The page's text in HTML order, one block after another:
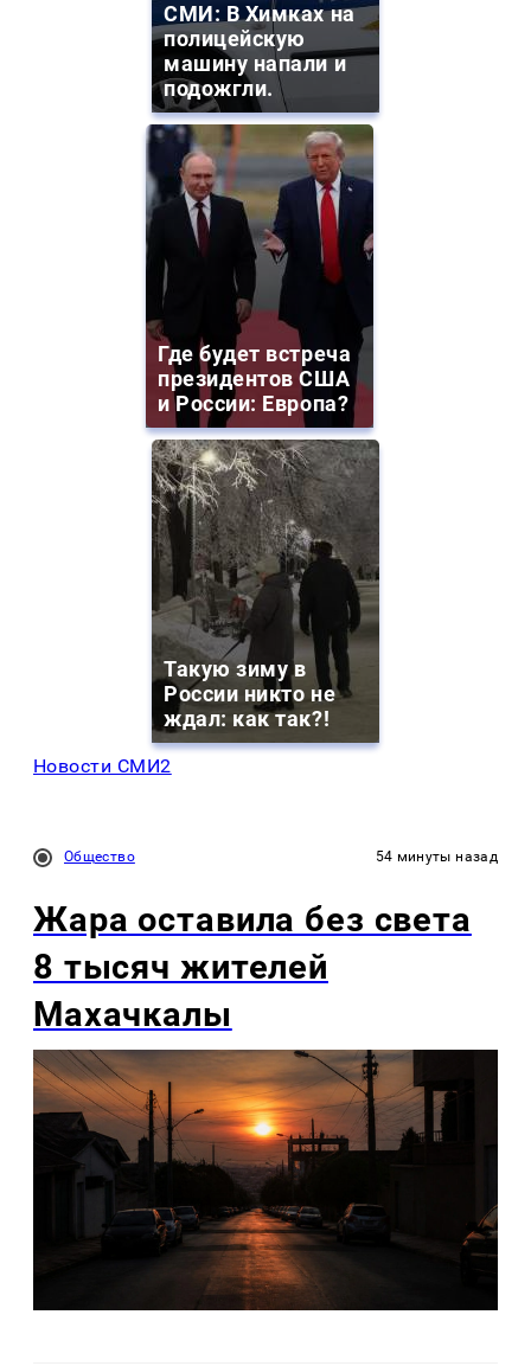
СМИ: В Химках на
полицейскую
машину напали и
подожгли.
Где будет встреча
президентов США
и России: Европа?
Такую зиму в
России никто не
ждал: как так?!
Новости СМИ2
Общество 54 минуты назад
Жара оставила без света
8 тысяч жителей
Махачкалы